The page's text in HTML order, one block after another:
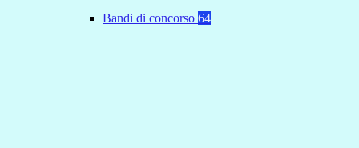
Bandi di concorso 64